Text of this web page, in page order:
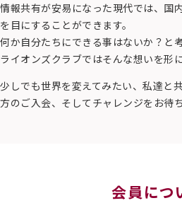
情報共有が安易になった現代では、国
を目にすることができます。
何か自分たちにできる事はないか？と
ライオンズクラブではそんな想いを形
少しでも世界を変えてみたい、私達と
方のご入会、そしてチャレンジをお待
会員につ